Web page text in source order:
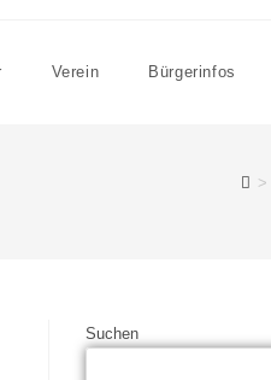
Verein Bürgerinfos
>
Suchen